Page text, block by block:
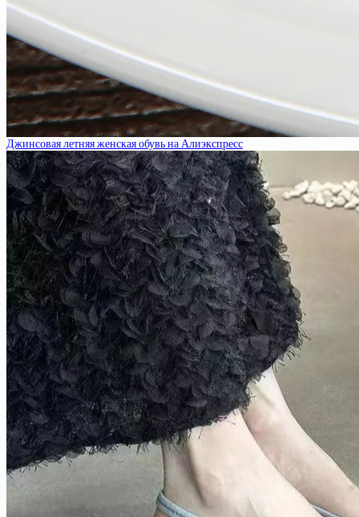
Джинсовая летняя женская обувь на Алиэкспресс